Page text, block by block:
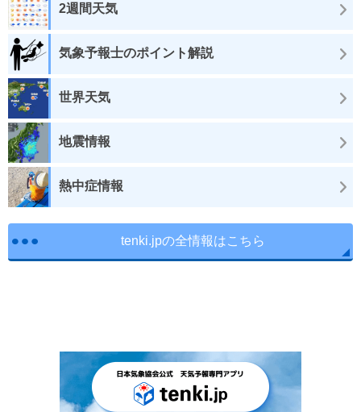
2週間天気
気象予報士のポイント解説
世界天気
地震情報
熱中症情報
tenki.jpの全情報はこちら